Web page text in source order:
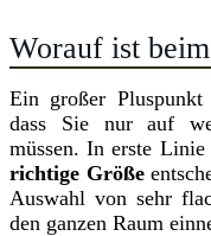
Worauf ist
Ein großer
dass Sie nur auf
müssen. In erste
richtige Größe
Auswahl von sehr
den ganzen Raum